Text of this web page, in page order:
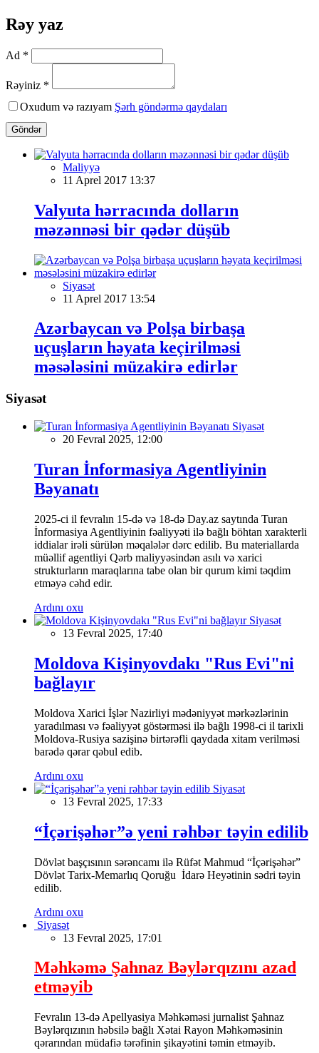
Rəy yaz
Ad *
Rəyiniz *
Oxudum və razıyam Şərh göndərmə qaydaları
Göndər
Maliyyə
11 Aprel 2017 13:37
Valyuta hərracında dolların
məzənnəsi bir qədər düşüb
Siyasət
11 Aprel 2017 13:54
Azərbaycan və Polşa birbaşa
uçuşların həyata keçirilməsi
məsələsini müzakirə edirlər
Siyasət
Siyasət
20 Fevral 2025, 12:00
Turan İnformasiya Agentliyinin
Bəyanatı
2025-ci il fevralın 15-də və 18-də Day.az saytında Turan
İnformasiya Agentliyinin fəaliyyəti ilə bağlı böhtan xarakterli
iddialar irəli sürülən məqalələr dərc edilib. Bu materiallarda
müəllif agentliyi Qərb maliyyəsindən asılı və xarici
strukturların maraqlarına tabe olan bir qurum kimi təqdim
etməyə cəhd edir.
Ardını oxu
Siyasət
13 Fevral 2025, 17:40
Moldova Kişinyovdakı "Rus Evi"ni
bağlayır
Moldova Xarici İşlər Nazirliyi mədəniyyət mərkəzlərinin
yaradılması və fəaliyyət göstərməsi ilə bağlı 1998-ci il tarixli
Moldova-Rusiya sazişinə birtərəfli qaydada xitam verilməsi
barədə qərar qəbul edib.
Ardını oxu
Siyasət
13 Fevral 2025, 17:33
“İçərişəhər”ə yeni rəhbər təyin edilib
Dövlət başçısının sərəncamı ilə Rüfət Mahmud “İçərişəhər”
Dövlət Tarix-Memarlıq Qoruğu İdarə Heyətinin sədri təyin
edilib.
Ardını oxu
Siyasət
13 Fevral 2025, 17:01
Məhkəmə Şahnaz Bəylərqızını azad
etməyib
Fevralın 13-də Apellyasiya Məhkəməsi jurnalist Şahnaz
Bəylərqızının həbsilə bağlı Xətai Rayon Məhkəməsinin
qərarından müdafiə tərəfinin şikayətini təmin etməyib.